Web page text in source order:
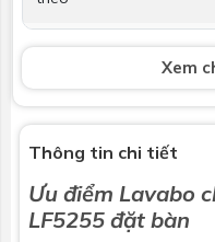
Vòi lavabo Không
Bộ xả Không
Kích thước 450 x
Bảo hành Nhấp
Xem
Thông tin chi tiết
Ưu điểm Lavabo
LF5255 đặt bàn